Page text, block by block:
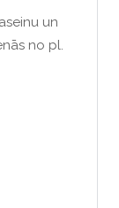
un
no pl.